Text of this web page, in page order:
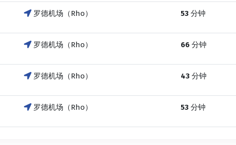
罗德机场（Rho） 53分钟
罗德机场（Rho） 66分钟
罗德机场（Rho） 43分钟
罗德机场（Rho） 53分钟